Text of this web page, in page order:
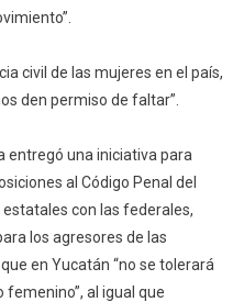
civil de las mujeres en el país,
den permiso de faltar”.
entregó una iniciativa para
al Código Penal del
con las federales,
los agresores de las
en Yucatán “no se tolerará
al igual que